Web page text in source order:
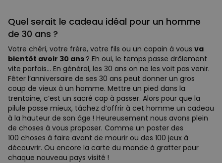
Quel serait le cadeau idéal pour un homme
de 30 ans ?
Votre chéri, votre frère, votre fils ou un copain à vous va
bientôt avoir 30 ans ? Eh oui, le temps passe drôlement
vite parfois… En général, les 30 ans on ne les voit pas venir.
Fêter l’anniversaire de ses 30 ans peut donner un gros
coup de vieux à un homme. Mettre un pied dans la
trentaine, c’est un sacré cap à passer. Alors pour que la
pilule passe mieux, tâchez d’offrir à cet homme un cadeau
à la hauteur de son âge ! Heureusement nous avons plein
de choses à vous proposer. Comme un poster des
100 choses à faire avant de mourir ou des 100 jeux à
découvrir. Ou encore la carte du monde à gratter pour
chaque nouveau pays visité !